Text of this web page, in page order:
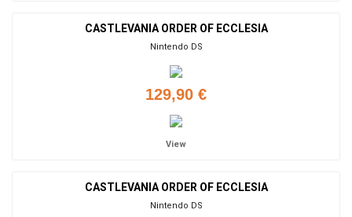
CASTLEVANIA ORDER OF ECCLESIA
Nintendo DS
129,90 €
View
CASTLEVANIA ORDER OF ECCLESIA
Nintendo DS